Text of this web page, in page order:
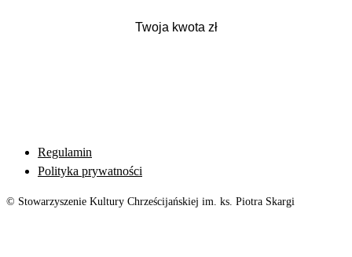
Regulamin
Polityka prywatności
© Stowarzyszenie Kultury Chrześcijańskiej im. ks. Piotra Skargi